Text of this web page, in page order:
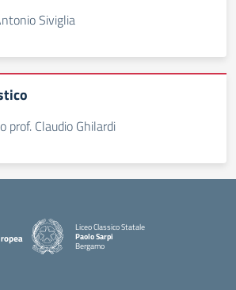
testo
Siviglia
prof. Claudio Ghilardi
Liceo Classico Statale
Paolo Sarpi
Bergamo
— Visita la pagina iniziale della scuola